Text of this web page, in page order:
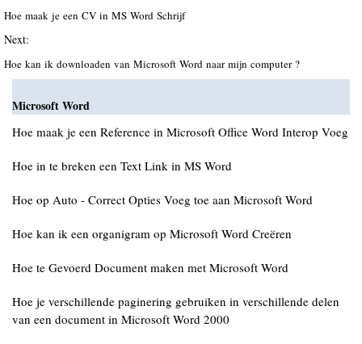
Hoe maak je een CV in MS Word Schrijf
Next:
Hoe kan ik downloaden van Microsoft Word naar mijn computer ?
Microsoft Word
Hoe maak je een Reference in Microsoft Office Word Interop Voeg
Hoe in te breken een Text Link in MS Word
Hoe op Auto - Correct Opties Voeg toe aan Microsoft Word
Hoe kan ik een organigram op Microsoft Word Creëren
Hoe te Gevoerd Document maken met Microsoft Word
Hoe je verschillende paginering gebruiken in verschillende delen
van een document in Microsoft Word 2000